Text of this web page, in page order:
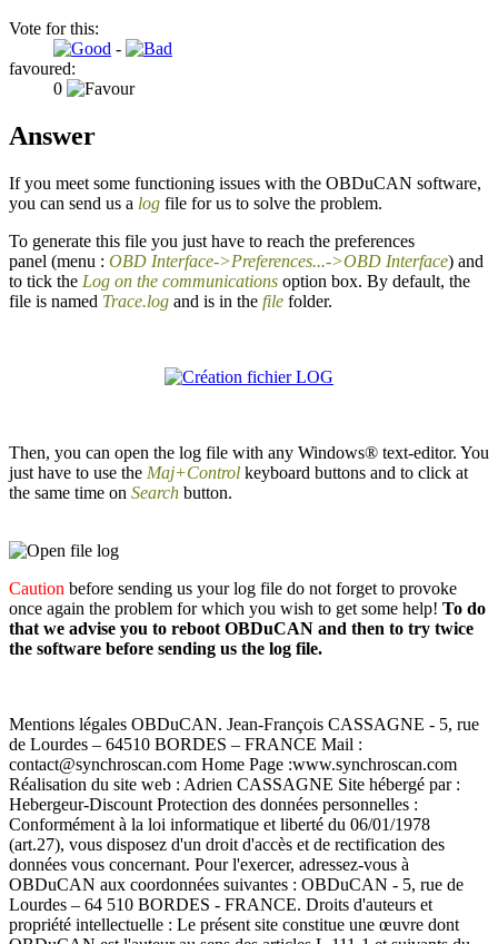
Vote for this:
-
favoured:
0
Answer
If you meet some functioning issues with the OBDuCAN software,
you can send us a log file for us to solve the problem.
To generate this file you just have to reach the preferences
panel (menu : OBD Interface->Preferences...->OBD Interface) and
to tick the Log on the communications option box. By default, the
file is named Trace.log and is in the file folder.
Then, you can open the log file with any Windows® text-editor. You
just have to use the Maj+Control keyboard buttons and to click at
the same time on Search button.
Caution before sending us your log file do not forget to provoke
once again the problem for which you wish to get some help! To do
that we advise you to reboot OBDuCAN and then to try twice
the software before sending us the log file.
Mentions légales OBDuCAN. Jean-François CASSAGNE - 5, rue
de Lourdes – 64510 BORDES – FRANCE Mail :
contact@synchroscan.com Home Page :www.synchroscan.com
Réalisation du site web : Adrien CASSAGNE Site hébergé par :
Hebergeur-Discount Protection des données personnelles :
Conformément à la loi informatique et liberté du 06/01/1978
(art.27), vous disposez d'un droit d'accès et de rectification des
données vous concernant. Pour l'exercer, adressez-vous à
OBDuCAN aux coordonnées suivantes : OBDuCAN - 5, rue de
Lourdes – 64 510 BORDES - FRANCE. Droits d'auteurs et
propriété intellectuelle : Le présent site constitue une œuvre dont